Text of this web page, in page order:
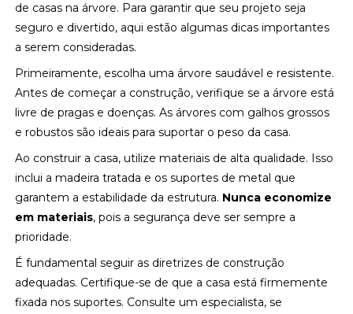
de casas na árvore. Para garantir que seu projeto seja
seguro e divertido, aqui estão algumas dicas importantes
a serem consideradas.
Primeiramente, escolha uma árvore saudável e resistente.
Antes de começar a construção, verifique se a árvore está
livre de pragas e doenças. As árvores com galhos grossos
e robustos são ideais para suportar o peso da casa.
Ao construir a casa, utilize materiais de alta qualidade. Isso
inclui a madeira tratada e os suportes de metal que
garantem a estabilidade da estrutura. Nunca economize
em materiais, pois a segurança deve ser sempre a
prioridade.
É fundamental seguir as diretrizes de construção
adequadas. Certifique-se de que a casa está firmemente
fixada nos suportes. Consulte um especialista, se